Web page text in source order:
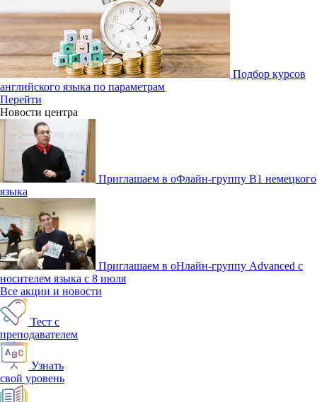
Подбор курсов
английского языка по параметрам
Перейти
Новости центра
Приглашаем в оФлайн-группу В1 немецкого
языка
Приглашаем в оНлайн-группу Advanced с
носителем языка с 8 июля
Все акции и новости
Тест с
преподавателем
Узнать
свой уровень